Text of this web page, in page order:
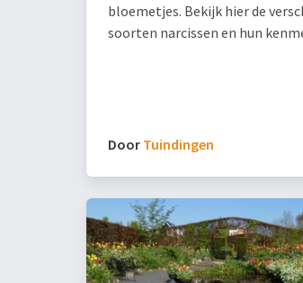
bloemetjes. Bekijk hier de
soorten narcissen en hun
Door Tuindingen